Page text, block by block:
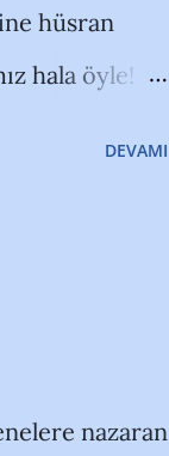
Koray
hüsran
hala öyle!
DEVAMI
nazaran